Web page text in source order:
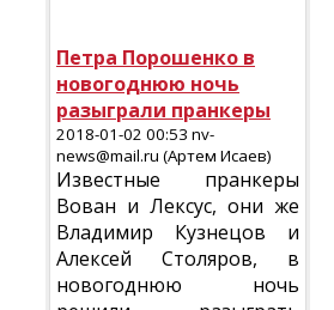
Петра Порошенко в
новогоднюю ночь
разыграли пранкеры
2018-01-02 00:53 nv-
news@mail.ru (Артем Исаев)
Известные пранкеры
Вован и Лексус, они же
Владимир Кузнецов и
Алексей Столяров, в
новогоднюю ночь